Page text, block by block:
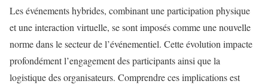
Les événements hybrides, combinant une participation physique
et une interaction virtuelle, se sont imposés comme une nouvelle
norme dans le secteur de l’événementiel. Cette évolution impacte
profondément l’engagement des participants ainsi que la
logistique des organisateurs. Comprendre ces implications est